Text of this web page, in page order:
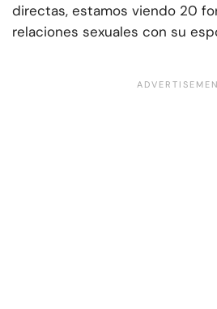
directas, estamos viendo 20
relaciones sexuales con su